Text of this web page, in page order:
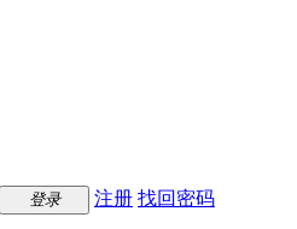
登录 注册 找回密码